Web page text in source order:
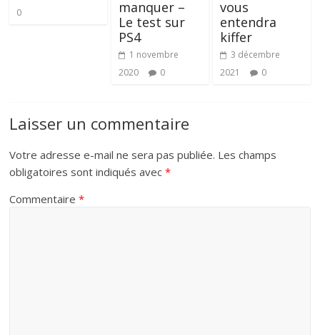
0
manquer –
Le test sur
PS4
1 novembre
2020
0
vous
entendra
kiffer
3 décembre
2021
0
Laisser un commentaire
Votre adresse e-mail ne sera pas publiée. Les champs
obligatoires sont indiqués avec*
Commentaire*